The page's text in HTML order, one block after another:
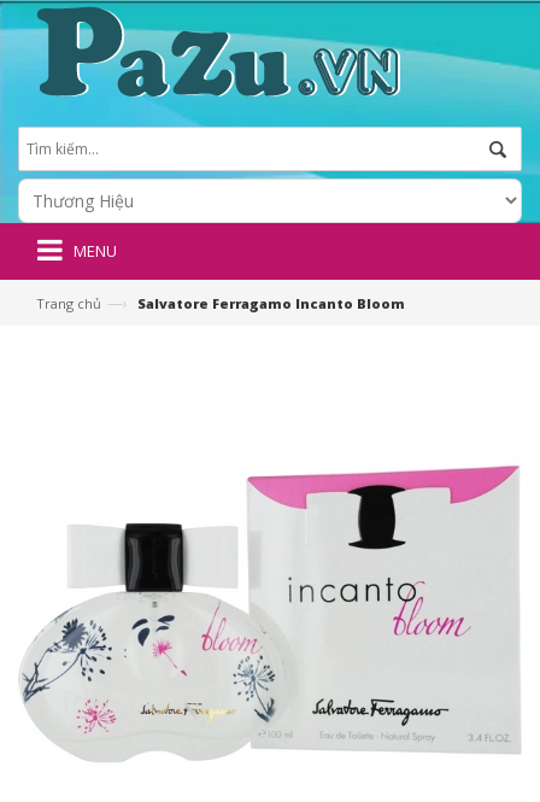
MENU
Trang chủ —› Salvatore Ferragamo Incanto Bloom